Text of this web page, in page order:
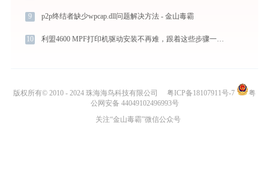
9 p2p终结者缺少wpcap.dll问题解决方法 - 金山毒霸
10 利盟4600 MPF打印机驱动安装不再难，跟着这些步骤一学就会
版权所有© 2010 - 2024 珠海海鸟科技有限公司 粤ICP备18107911号-7
粤
公网安备 44049102496993号
关注“金山毒霸”微信公众号